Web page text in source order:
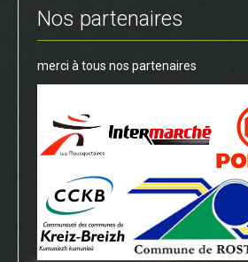
Nos partenaires
merci à tous nos partenaires